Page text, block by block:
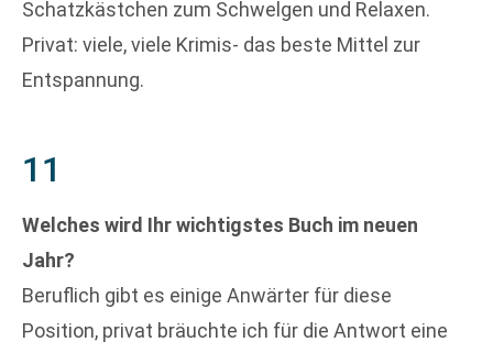
Schatzkästchen zum Schwelgen und Relaxen.
Privat: viele, viele Krimis- das beste Mittel zur
Entspannung.
11
Welches wird Ihr wichtigstes Buch im neuen
Jahr?
Beruflich gibt es einige Anwärter für diese
Position, privat bräuchte ich für die Antwort eine